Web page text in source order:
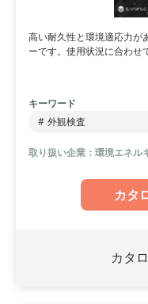
高い耐久性と環境適応力が
ーです。使用状況に合わせ
様々なニーズに対応可能
キーワード
# 外観検査
取り扱い企業：環境エネル
カタ
カタ